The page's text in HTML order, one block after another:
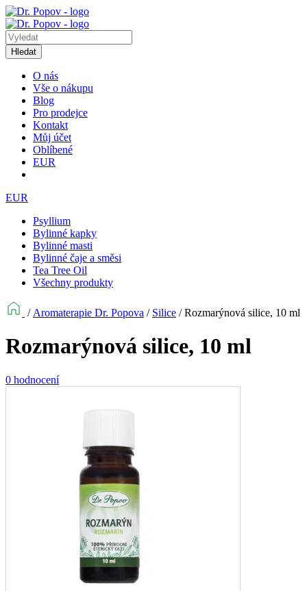
Hledat
O nás
Vše o nákupu
Blog
Pro prodejce
Kontakt
Můj účet
Oblíbené
EUR
EUR
Psyllium
Bylinné kapky
Bylinné masti
Bylinné čaje a směsi
Tea Tree Oil
Všechny produkty
/ Aromaterapie Dr. Popova / Silice /Rozmarýnová silice, 10 ml
Rozmarýnová silice, 10 ml
0 hodnocení